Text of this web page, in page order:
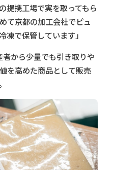
提携工場で実を取ってもら
て京都の加工会社でピュ
凍で保管しています」
から少量でも引き取りや
を高めた商品として販売